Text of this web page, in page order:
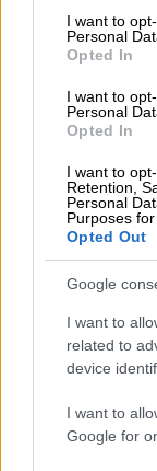
consent section.
I want to
Personal
Opted In
I want to
Personal
Opted In
I want to
Retention,
Personal
Purposes
Opted Out
Google
I want to
related to
device
I want to
Google for
αστυνομία
μη φτάνει
σηκώθηκε
σταματήσετε
;».
Η έντασή
σύμφωνα με
Από την άλλη
στάση από
γερουσιαστές
Δυνάμεων με
όπου